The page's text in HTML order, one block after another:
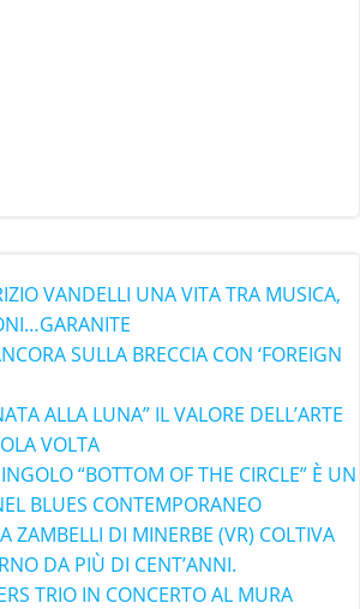
VANDELLI UNA VITA TRA MUSICA,
SULLA BRECCIA CON ‘FOREIGN
ALLA LUNA” IL VALORE DELL’ARTE
VOLTA
“BOTTOM OF THE CIRCLE” È UN
BLUES CONTEMPORANEO
ZAMBELLI DI MINERBE (VR) COLTIVA
DA PIÙ DI CENT’ANNI.
TRIO IN CONCERTO AL MURA